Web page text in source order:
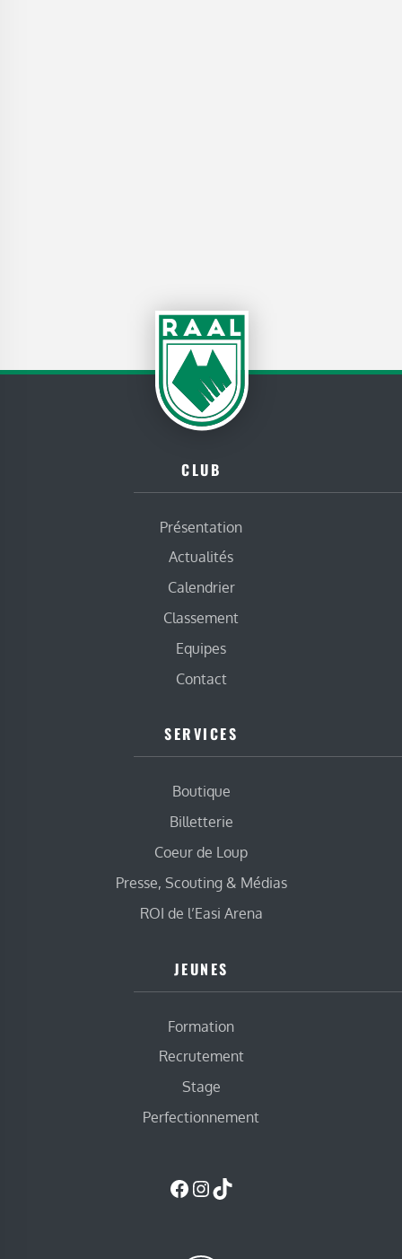
CLUB
Présentation
Actualités
Calendrier
Classement
Equipes
Contact
SERVICES
Boutique
Billetterie
Coeur de Loup
Presse, Scouting & Médias
ROI de l’Easi Arena
JEUNES
Formation
Recrutement
Stage
Perfectionnement
Facebook
Instagram
TikTok